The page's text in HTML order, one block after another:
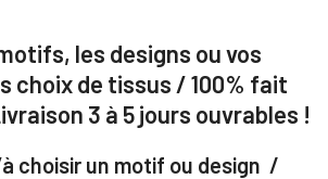
les designs ou vos
choix de tissus / 100% fait
3 à 5 jours ouvrables !
choisir un motif ou design /